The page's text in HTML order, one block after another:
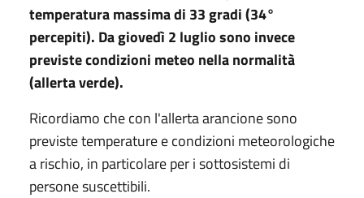
temperatura massima di 33 gradi (34°
percepiti). Da giovedì 2 luglio sono invece
previste condizioni meteo nella normalità
(allerta verde).
Ricordiamo che con l'allerta arancione sono
previste temperature e condizioni meteorologiche
a rischio, in particolare per i sottosistemi di
persone suscettibili.